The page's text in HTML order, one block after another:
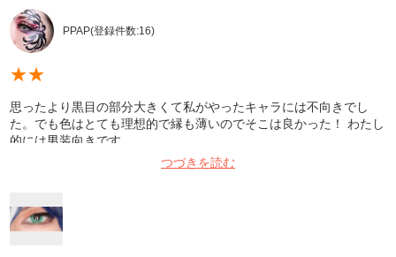
PPAP(登録件数:16)
★★
思ったより黒目の部分大きくて私がやったキャラには不向きでし
た。でも色はとても理想的で縁も薄いのでそこは良かった！ わたし
的には男装向きです。
つづきを読む